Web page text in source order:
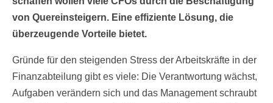
von Quereinsteigern. Eine effiziente Lösung, die
überzeugende Vorteile bietet.
Gründe für den steigenden Stress der Arbeitskräfte in der
Finanzabteilung gibt es viele: Die Verantwortung wächst,
Aufgaben verändern sich und das Management schraubt